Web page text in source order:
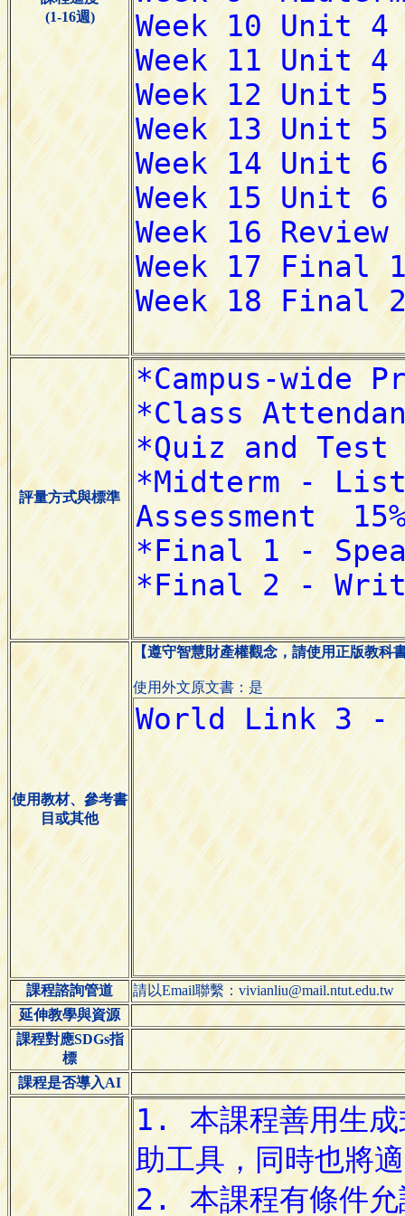
(1-16週)
評量方式與標準
使用教材、參考書
目或其他
【遵守智慧財產權觀念，請使用正版教科
使用外文原文書：是
課程諮詢管道
請以Email聯繫：vivianliu@mail.ntut.edu.tw
延伸教學與資源
課程對應SDGs指
標
課程是否導入AI